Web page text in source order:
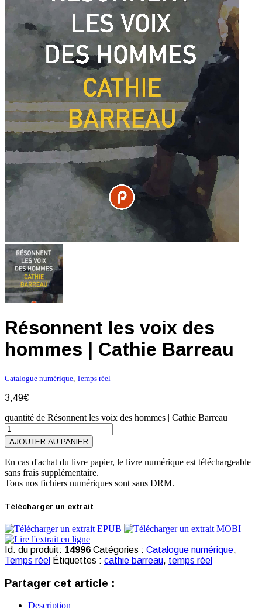
Résonnent les voix des
hommes | Cathie Barreau
Catalogue numérique, Temps réel
3,49€
quantité de Résonnent les voix des hommes | Cathie Barreau
AJOUTER AU PANIER
En cas d'achat du livre papier, le livre numérique est téléchargeable
sans frais supplémentaire.
Tous nos fichiers numériques sont sans DRM.
Télécharger un extrait
Id. du produit: 14996 Catégories : Catalogue numérique,
Temps réel Étiquettes : cathie barreau, temps réel
Partager cet article :
Description